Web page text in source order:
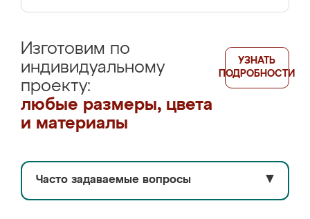
Изготовим по
индивидуальному
проекту:
любые размеры, цвета
и материалы
УЗНАТЬ
ПОДРОБНОСТИ
Часто задаваемые вопросы ▼